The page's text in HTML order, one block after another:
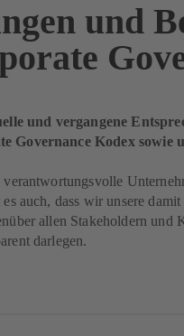
und
und vergangene
Governance Kodex sowie
auch, dass wir unsere damit
allen Stakeholdern und
darlegen.